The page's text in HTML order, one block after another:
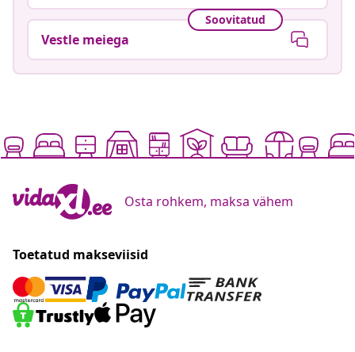
Soovitatud
Vestle meiega
Osta rohkem, maksa vähem
Toetatud makseviisid